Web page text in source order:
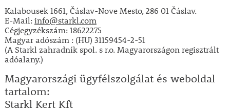
Kalabousek 1661, Čáslav-Nove Mesto, 286 01 Čáslav.
E-Mail:info@starkl.com
Cégjegyzékszám:18622275
Magyar adószám : (HU) 31159454-2-51
(A Starkl zahradník spol. s r.o. Magyarországon regisztrált
adóalany.)
Magyarországi ügyfélszolgálat és weboldal
tartalom:
Starkl Kert Kft